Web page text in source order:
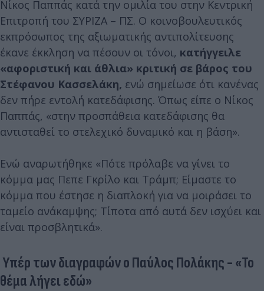
Νίκος Παππάς κατά την ομιλία του στην Κεντρική
Επιτροπή του ΣΥΡΙΖΑ – ΠΣ. Ο κοινοβουλευτικός
εκπρόσωπος της αξιωματικής αντιπολίτευσης
έκανε έκκληση να πέσουν οι τόνοι, κατήγγειλε
«αφοριστική και άθλια» κριτική σε βάρος του
Στέφανου Κασσελάκη, ενώ σημείωσε ότι κανένας
δεν πήρε εντολή κατεδάφισης. Όπως είπε ο Νίκος
Παππάς, «στην προσπάθεια κατεδάφισης θα
αντισταθεί το στελεχικό δυναμικό και η βάση».
Ενώ αναρωτήθηκε «Πότε πρόλαβε να γίνει το
κόμμα μας Πεπε Γκρίλο και Τράμπ; Είμαστε το
κόμμα που έστησε η διαπλοκή για να μοιράσει το
ταμείο ανάκαμψης; Τίποτα από αυτά δεν ισχύει και
είναι προσβλητικά».
Υπέρ των διαγραφών ο Παύλος Πολάκης - «Το
θέμα λήγει εδώ»